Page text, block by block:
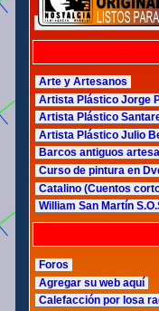
Arte y Artesanos
Artista Plástico Jorge
Artista Plástico
Artista Plástico Julio
Barcos antiguos
Curso de pintura en
Catalino (Cuentos
William San Martín
Foros
Agregar su web aquí
Calefacción por losa